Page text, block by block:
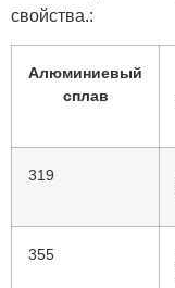
свойства.:
Алюминиевый
сплав
319
355